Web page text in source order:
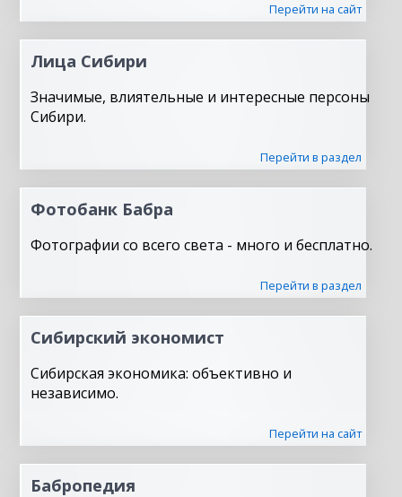
Перейти на сайт
Лица Сибири
Значимые, влиятельные и интересные персоны
Сибири.
Перейти в раздел
Фотобанк Бабра
Фотографии со всего света - много и бесплатно.
Перейти в раздел
Сибирский экономист
Сибирская экономика: объективно и
независимо.
Перейти на сайт
Бабропедия